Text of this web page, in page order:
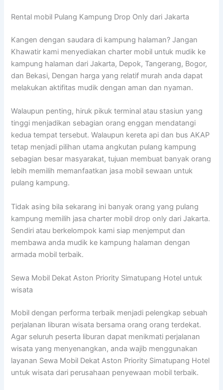
Rental mobil Pulang Kampung Drop Only dari Jakarta
Kangen dengan saudara di kampung halaman? Jangan
Khawatir kami menyediakan charter mobil untuk mudik ke
kampung halaman dari Jakarta, Depok, Tangerang, Bogor,
dan Bekasi, Dengan harga yang relatif murah anda dapat
melakukan aktifitas mudik dengan aman dan nyaman.
Walaupun penting, hiruk pikuk terminal atau stasiun yang
tinggi menjadikan sebagian orang enggan mendatangi
kedua tempat tersebut. Walaupun kereta api dan bus AKAP
tetap menjadi pilihan utama angkutan pulang kampung
sebagian besar masyarakat, tujuan membuat banyak orang
lebih memilih memanfaatkan jasa mobil sewaan untuk
pulang kampung.
Tidak asing bila sekarang ini banyak orang yang pulang
kampung memilih jasa charter mobil drop only dari Jakarta.
Sendiri atau berkelompok kami siap menjemput dan
membawa anda mudik ke kampung halaman dengan
armada mobil terbaik.
Sewa Mobil Dekat Aston Priority Simatupang Hotel untuk
wisata
Mobil dengan performa terbaik menjadi pelengkap sebuah
perjalanan liburan wisata bersama orang orang terdekat.
Agar seluruh peserta liburan dapat menikmati perjalanan
wisata yang menyenangkan, anda wajib menggunakan
layanan Sewa Mobil Dekat Aston Priority Simatupang Hotel
untuk wisata dari perusahaan penyewaan mobil terbaik.